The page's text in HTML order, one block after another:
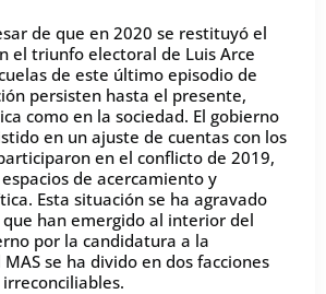
de que en 2020 se restituyó el
el triunfo electoral de Luis Arce
de este último episodio de
persisten hasta el presente,
como en la sociedad. El gobierno
en un ajuste de cuentas con los
en el conflicto de 2019,
de acercamiento y
Esta situación se ha agravado
han emergido al interior del
por la candidatura a la
se ha divido en dos facciones